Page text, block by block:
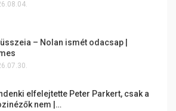
– Nolan ismét odacsap |
elfelejtette Peter Parkert, csak a
nem |…